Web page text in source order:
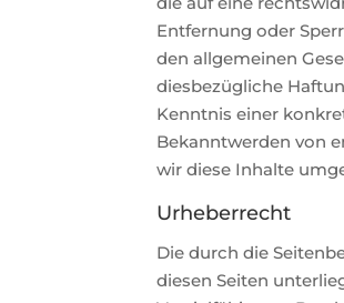
Entfernung oder
den allgemeinen
diesbezügliche
Kenntnis einer
Bekanntwerden von
wir diese Inhalte
Urheberrecht
Die durch die
diesen Seiten